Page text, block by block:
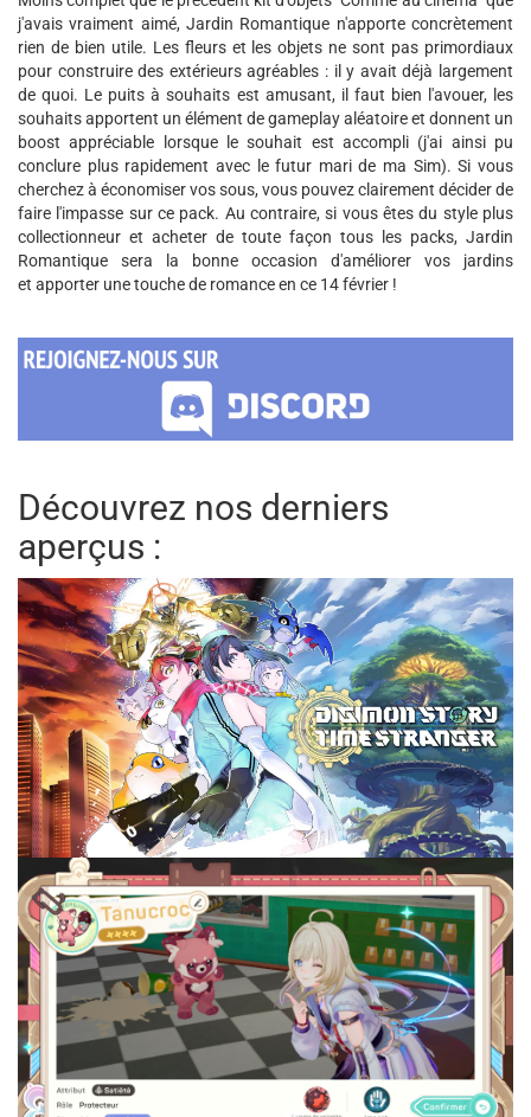
j'avais vraiment aimé, Jardin Romantique n'apporte concrètement
rien de bien utile. Les fleurs et les objets ne sont pas primordiaux
pour construire des extérieurs agréables : il y avait déjà largement
de quoi. Le puits à souhaits est amusant, il faut bien l'avouer, les
souhaits apportent un élément de gameplay aléatoire et donnent un
boost appréciable lorsque le souhait est accompli (j'ai ainsi pu
conclure plus rapidement avec le futur mari de ma Sim). Si vous
cherchez à économiser vos sous, vous pouvez clairement décider de
faire l'impasse sur ce pack. Au contraire, si vous êtes du style plus
collectionneur et acheter de toute façon tous les packs, Jardin
Romantique sera la bonne occasion d'améliorer vos jardins
et apporter une touche de romance en ce 14 février !
Découvrez nos derniers
aperçus :